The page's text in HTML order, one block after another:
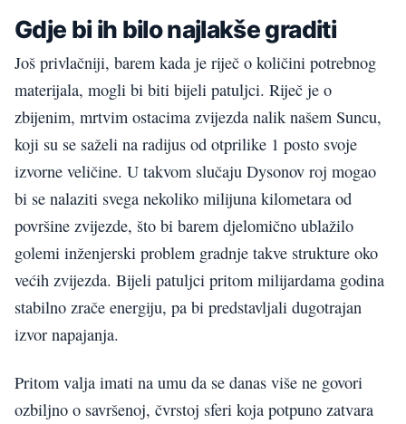
Gdje bi ih bilo najlakše graditi
Još privlačniji, barem kada je riječ o količini potrebnog
materijala, mogli bi biti bijeli patuljci. Riječ je o
zbijenim, mrtvim ostacima zvijezda nalik našem Suncu,
koji su se saželi na radijus od otprilike 1 posto svoje
izvorne veličine. U takvom slučaju Dysonov roj mogao
bi se nalaziti svega nekoliko milijuna kilometara od
površine zvijezde, što bi barem djelomično ublažilo
golemi inženjerski problem gradnje takve strukture oko
većih zvijezda. Bijeli patuljci pritom milijardama godina
stabilno zrače energiju, pa bi predstavljali dugotrajan
izvor napajanja.
Pritom valja imati na umu da se danas više ne govori
ozbiljno o savršenoj, čvrstoj sferi koja potpuno zatvara